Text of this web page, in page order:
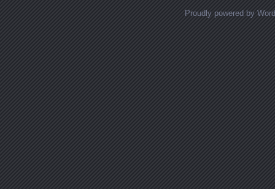
Proudly powered by